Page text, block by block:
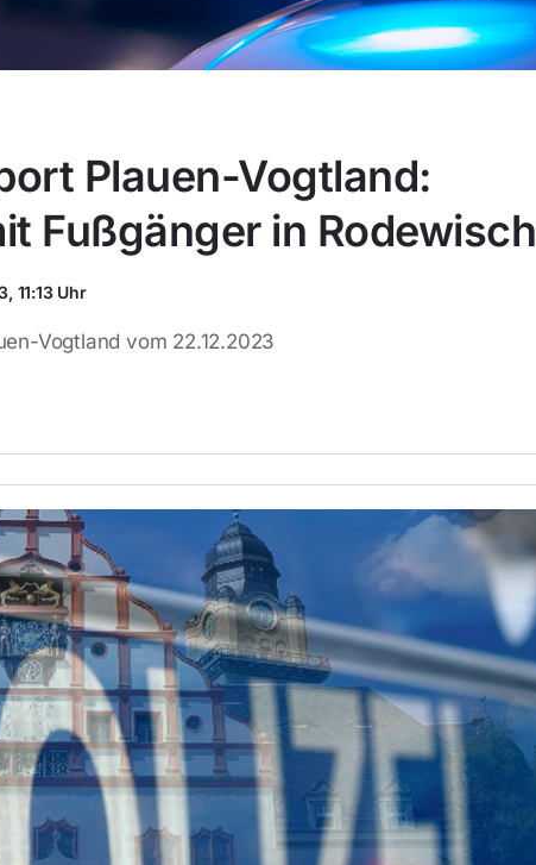
Plauen-Vogtland:
Fußgänger in Rodewisch
11:13 Uhr
Vogtland vom 22.12.2023